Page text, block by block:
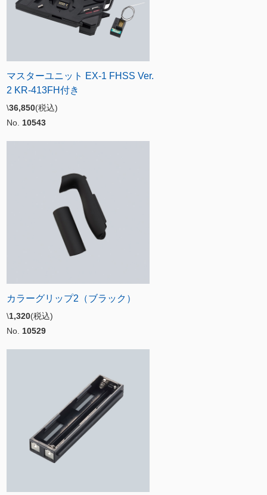
マスターユニット EX-1 FHSS Ver.
2 KR-413FH付き
\36,850(税込)
No. 10543
カラーグリップ2（ブラック）
\1,320(税込)
No. 10529